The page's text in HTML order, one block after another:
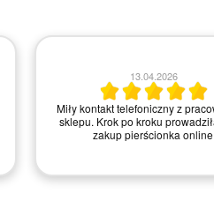
13.04.2026
Miły kontakt telefoniczny z
sklepu. Krok po kroku
zakup pierścionka online.